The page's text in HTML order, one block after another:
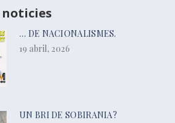
… DE NACIONALISMES.
19 abril, 2026
UN BRI DE SOBIRANIA?